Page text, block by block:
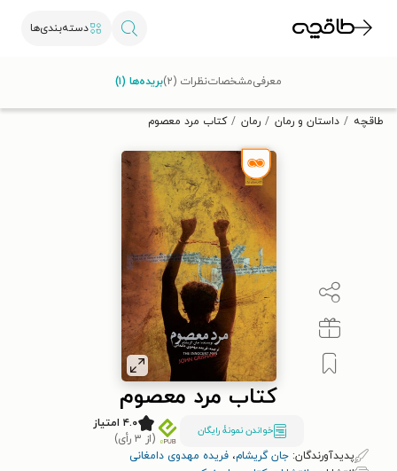
دسته‌بندی‌ها
تخفیف از طاقچه دریافت کن.
طاقچه داستان و رمان رمان کتاب مرد معصوم
کتاب مرد معصوم
خواندن نمونۀ رایگان
۴.۰ امتیاز
(از ۳ رأی)
پدیدآورندگان: جان گریشام، فریده مهدوی دامغانی
معرفیمشخصاتنظرات (۲) بریده‌ها (۱)